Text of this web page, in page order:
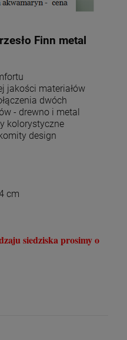
Finn metal
jakości materiałów
dwóch
- drewno i metal
kolorystyczne
design
cm
siedziska prosimy o